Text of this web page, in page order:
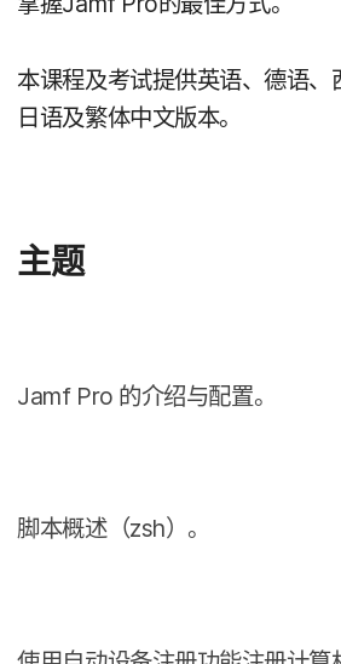
本​课程​及​考试​提供​英语、​德语、​
日语​及​繁体​中文​版本。
主题
Jamf Pro 的​介绍​与​配置。
脚本​概述​（zsh）。